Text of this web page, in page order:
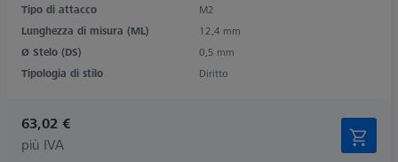
Tipo di attacco
M2
Lunghezza di misura (ML)
12,4 mm
Ø Stelo (DS)
0,5 mm
Tipologia di stilo
Diritto
63,02 €
più IVA